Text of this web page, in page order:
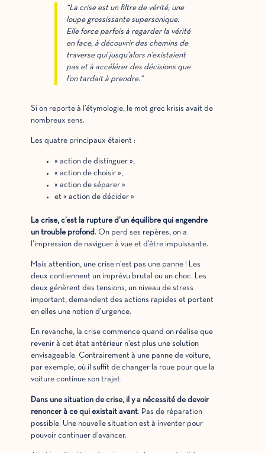
“La crise est un filtre de vérité, une
loupe grossissante supersonique.
Elle force parfois à regarder la vérité
en face, à découvrir des chemins de
traverse qui jusqu’alors n’existaient
pas et à accélérer des décisions que
l’on tardait à prendre.”
Si on reporte à l’étymologie, le mot grec krisis avait de
nombreux sens.
Les quatre principaux étaient :
« action de distinguer »,
« action de choisir »,
« action de séparer »
et « action de décider »
La crise, c’est la rupture d’un équilibre qui engendre
un trouble profond . On perd ses repères, on a
l’impression de naviguer à vue et d’être impuissante.
Mais attention, une crise n’est pas une panne ! Les
deux contiennent un imprévu brutal ou un choc. Les
deux génèrent des tensions, un niveau de stress
important, demandent des actions rapides et portent
en elles une notion d’urgence.
En revanche, la crise commence quand on réalise que
revenir à cet état antérieur n’est plus une solution
envisageable. Contrairement à une panne de voiture,
par exemple, où il suffit de changer la roue pour que la
voiture continue son trajet.
Dans une situation de crise, il y a nécessité de devoir
renoncer à ce qui existait avant. Pas de réparation
possible. Une nouvelle situation est à inventer pour
pouvoir continuer d’avancer.